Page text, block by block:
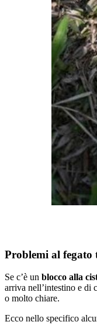
Problemi al fegato
Se c’è un blocco alla
arriva nell’intestino e di
o molto chiare.
Ecco nello specifico